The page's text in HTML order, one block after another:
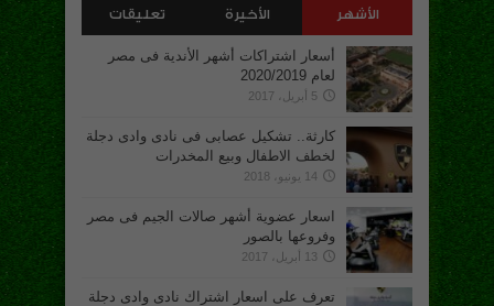
الأشهر الأخيرة تعليقات
أسعار اشتراكات أشهر الأندية فى مصر
لعام 2020/2019
5 أبريل، 2017
كارثة.. تشكيل عصابى فى نادى وادى دجلة
لخطف الاطفال وبيع المخدرات
14 يونيو، 2018
اسعار عضوية أشهر صالات الجيم فى مصر
وفروعها بالصور
13 أبريل، 2017
تعرف على اسعار اشتراك نادى وادى دجلة